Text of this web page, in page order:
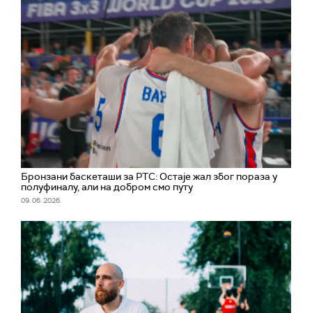
Бронзани баскеташи за РТС: Остаје жал због пораза у
полуфиналу, али на добром смо путу
09. 06. 2026.